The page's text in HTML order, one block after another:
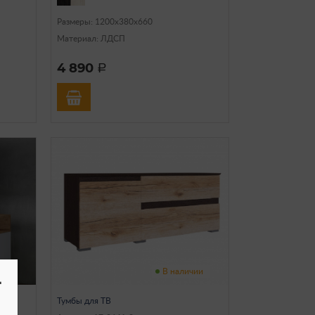
Размеры: 1200х380х660
Материал: ЛДСП
4 890 a
В наличии
Тумбы для ТВ